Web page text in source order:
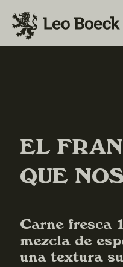
EL
QUE
Carne fresca
mezcla de
una textura